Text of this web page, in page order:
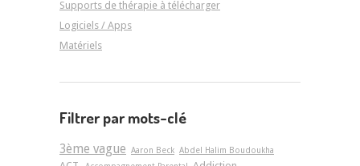
Supports de thérapie à télécharger
Logiciels / Apps
Matériels
Filtrer par mots-clé
3ème vague Aaron Beck Abdel Halim Boudoukha